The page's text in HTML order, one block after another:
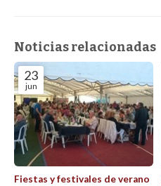
Noticias relacionadas
23
jun
Fiestas y festivales de verano